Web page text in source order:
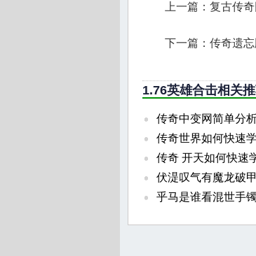
上一篇： 复古传
下一篇： 传奇遗
1.76英雄合击相关
传奇中变网简单分
传奇世界如何快速
传奇 开天如何快速
伏湜叹气有魔龙破
乎马是谁看混世手